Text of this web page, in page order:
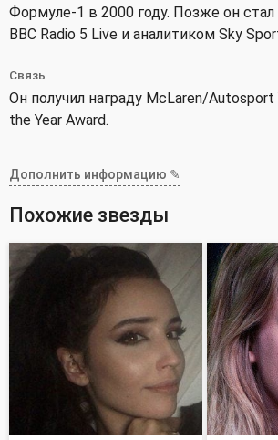
Формуле-1 в 2000 году. Позже он
BBC Radio 5 Live и аналитиком Sky
Связь
Он получил награду McLaren/Autosport
the Year Award.
Дополнить информацию ✎
Похожие звезды